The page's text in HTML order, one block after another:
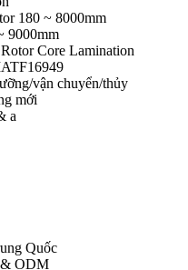
180 ~ 8000mm
9000mm
Core Lamination
vận chuyển/thủy
mới
a
Quốc
& ODM